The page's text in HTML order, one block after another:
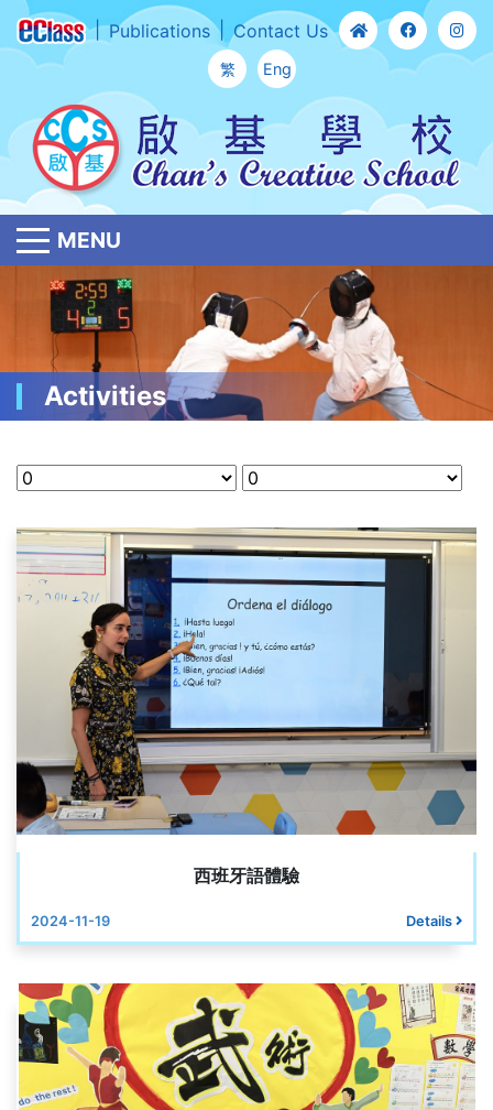
Publications Contact Us
繁 Eng
MENU
Activities
西班牙語體驗
2024-11-19 Details